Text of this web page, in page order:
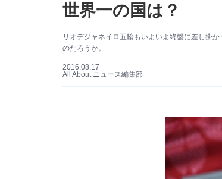
世界一の国は？
リオデジャネイロ五輪もいよいよ終盤に差し掛
のだろうか。
2016.08.17
All About ニュース編集部